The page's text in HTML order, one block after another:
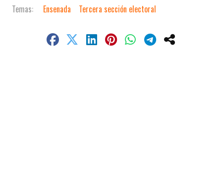
Ensenada Tercera sección electoral